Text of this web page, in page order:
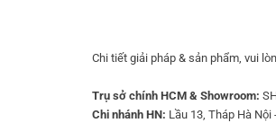
Chi tiết giải pháp & sản phẩm, vui
Trụ sở chính HCM & Showroom:
Chi nhánh HN: Lầu 13, Tháp Hà